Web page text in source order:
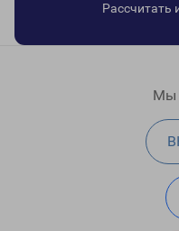
Рассчитать
Мы